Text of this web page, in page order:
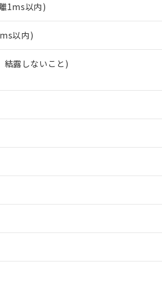
1ms以内)
以内)
露しないこと)